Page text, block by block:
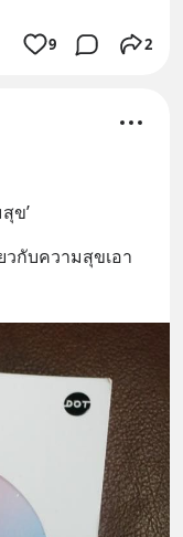
9 2
ข’
กับความสุขเอา